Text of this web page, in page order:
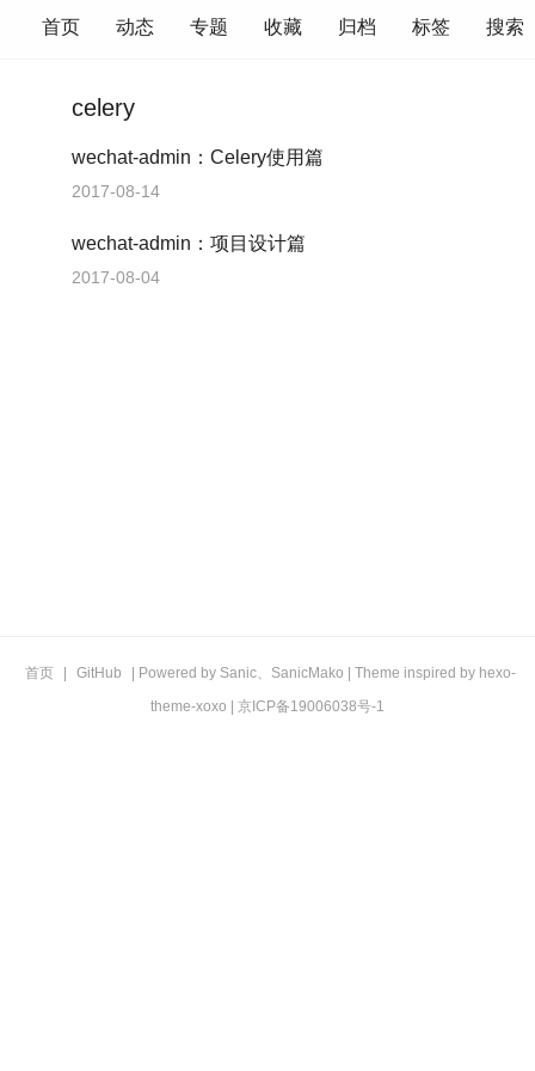
首页 动态 专题 收藏 归档 标签 搜索
celery
wechat-admin：Celery使用篇
2017-08-14
wechat-admin：项目设计篇
2017-08-04
首页 GitHub | Powered by Sanic、 SanicMako | Theme inspired by hexo-
theme-xoxo
京ICP备19006038号-1